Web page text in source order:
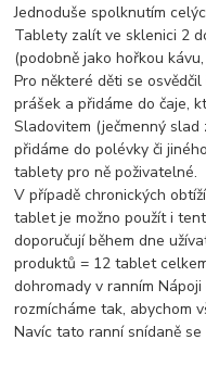
Jednoduše spolknutím
Tablety zalít ve sklenici 2
(podobně jako hořkou
Pro některé děti se
prášek a přidáme do čaje,
Sladovitem (ječmenný slad
přidáme do polévky či
tablety pro ně poživatelné.
V případě chronických
tablet je možno použít i
doporučují během dne
produktů = 12 tablet
dohromady v ranním
rozmícháme tak, abychom
Navíc tato ranní snídaně